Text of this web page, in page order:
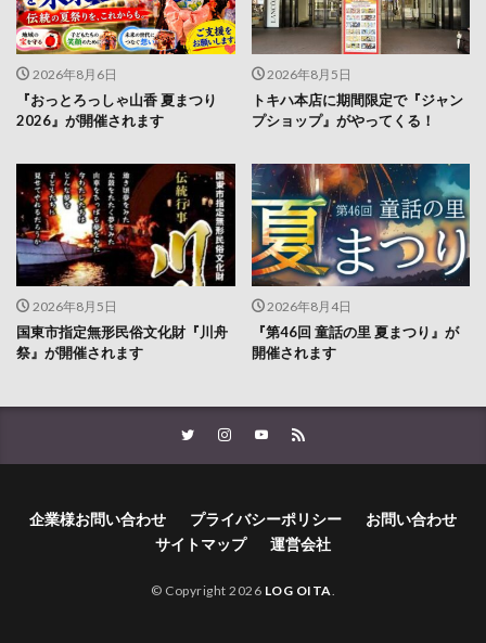
2026年8月6日
『おっとろっしゃ山香 夏まつり
2026』が開催されます
2026年8月5日
トキハ本店に期間限定で『ジャン
プショップ』がやってくる！
2026年8月5日
国東市指定無形民俗文化財『川舟
祭』が開催されます
2026年8月4日
『第46回 童話の里 夏まつり』が
開催されます
企業様お問い合わせ プライバシーポリシー
お問い合わせ
サイトマップ
運営会社
© Copyright 2026 LOG OITA.